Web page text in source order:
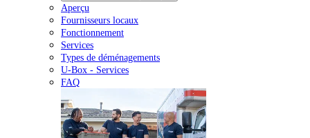
Aperçu
Fournisseurs locaux
Fonctionnement
Services
Types de déménagements
U-Box - Services
FAQ